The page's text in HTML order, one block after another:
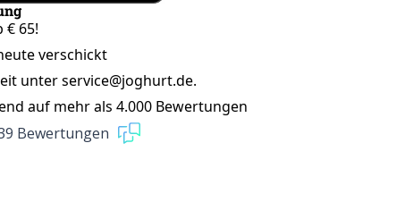
€ 65!
verschickt
unter service@joghurt.de.
auf mehr als 4.000 Bewertungen
Bewertungen